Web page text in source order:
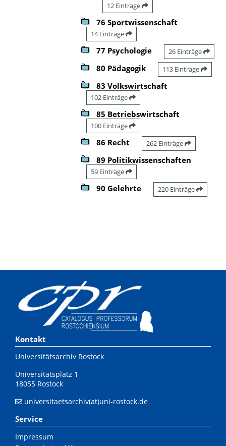
12 Einträge
76 Sportwissenschaft
14 Einträge
77 Psychologie 26 Einträge
80 Pädagogik 113 Einträge
83 Volkswirtschaft
102 Einträge
85 Betriebswirtschaft
100 Einträge
86 Recht 262 Einträge
89 Politikwissenschaften
59 Einträge
90 Gelehrte 220 Einträge
Kontakt
Universitätsarchiv Rostock
Universitätsplatz 1
18055 Rostock
universitaetsarchiv(at)uni-rostock.de
Service
Impressum